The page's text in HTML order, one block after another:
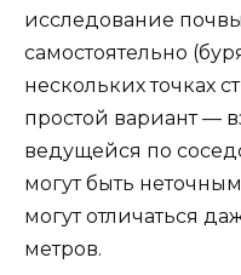
исследование
самостоятельно
нескольких точках
простой вариант —
ведущейся по
могут быть
могут отличаться
метров.